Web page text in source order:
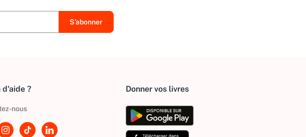
d'aide ?
nous
Donner vos livres